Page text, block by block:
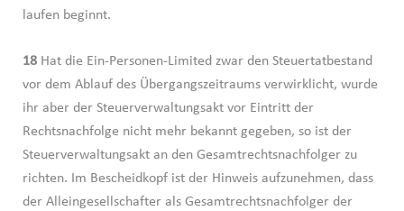
laufen beginnt.
18Hat die Ein-Personen-Limited zwar den Steuertatbestand
vor dem Ablauf des Übergangszeitraums verwirklicht, wurde
ihr aber der Steuerverwaltungsakt vor Eintritt der
Rechtsnachfolge nicht mehr bekannt gegeben, so ist der
Steuerverwaltungsakt an den Gesamtrechtsnachfolger zu
richten. Im Bescheidkopf ist der Hinweis aufzunehmen, dass
der Alleingesellschafter als Gesamtrechtsnachfolger der